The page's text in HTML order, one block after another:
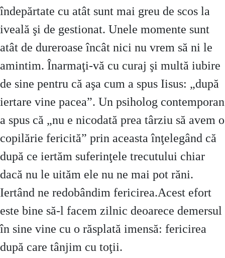
îndepărtate cu atât sunt mai greu de scos la
iveală şi de gestionat. Unele momente sunt
atât de dureroase încât nici nu vrem să ni le
amintim. Înarmaţi-vă cu curaj şi multă iubire
de sine pentru că aşa cum a spus Iisus: „după
iertare vine pacea”. Un psiholog contemporan
a spus că „nu e nicodată prea târziu să avem o
copilărie fericită” prin aceasta înţelegând că
după ce iertăm suferinţele trecutului chiar
dacă nu le uităm ele nu ne mai pot răni.
Iertând ne redobândim fericirea.Acest efort
este bine să-l facem zilnic deoarece demersul
în sine vine cu o răsplată imensă: fericirea
după care tânjim cu toţii.